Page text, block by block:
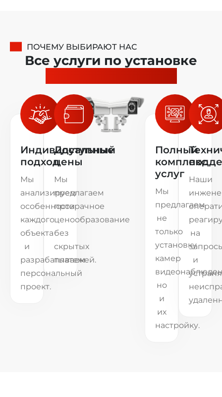
ПОЧЕМУ ВЫБИРАЮТ НАС
Все услуги по установке
Индивидуальный
подход
Мы
анализируем
особенности
каждого
объекта
и
разрабатываем
персональный
проект.
Доступные
цены
Мы
предлагаем
прозрачное
ценообразование
без
скрытых
платежей.
Полный
комплекс
услуг
Мы
предлагаем
не
только
установку
камер
но
и
их
настройку.
Наши
на
и